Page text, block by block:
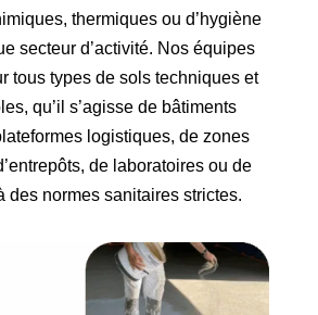
thermiques ou d’hygiène
secteur d’activité. Nos équipes
tous types de sols techniques et
qu’il s’agisse de bâtiments
logistiques, de zones
de laboratoires ou de
des normes sanitaires strictes.